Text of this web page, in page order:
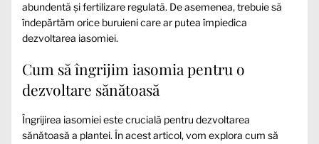
abundentă și fertilizare regulată. De asemenea, trebuie să
îndepărtăm orice buruieni care ar putea împiedica
dezvoltarea iasomiei.
Cum să îngrijim iasomia pentru o
dezvoltare sănătoasă
Îngrijirea iasomiei este crucială pentru dezvoltarea
sănătoasă a plantei. În acest articol, vom explora cum să